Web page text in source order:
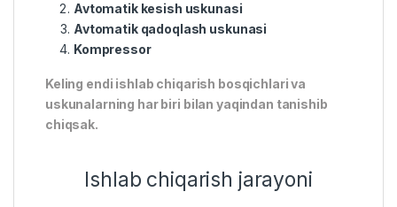
Avtomatik kesish uskunasi
Avtomatik qadoqlash uskunasi
Kompressor
Keling endi ishlab chiqarish bosqichlari va
uskunalarning har biri bilan yaqindan tanishib
chiqsak.
Ishlab chiqarish jarayoni